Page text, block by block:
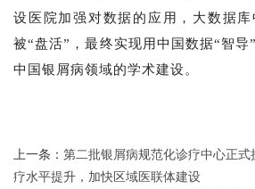
设医院加强对数据的应用，大数据
被“盘活”，最终实现用中国数据“智
中国银屑病领域的学术建设。
上一条： 第二批银屑病规范化诊疗中心正
疗水平提升，加快区域医联体建设